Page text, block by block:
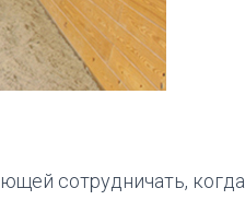
сотрудничать, когда